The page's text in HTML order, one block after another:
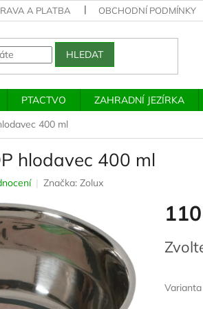
A PLATBA OBCHODNÍ PODMÍNKY
HLEDAT
PTACTVO ZAHRADNÍ JEZÍRKA
400 ml
hlodavec 400 ml
Značka: Zolux
cena:
Varianta